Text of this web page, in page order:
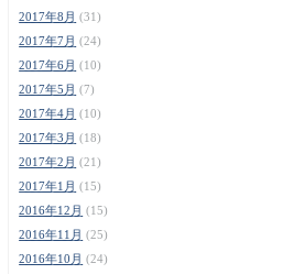
2017年8月 (31)
2017年7月 (24)
2017年6月 (10)
2017年5月 (7)
2017年4月 (10)
2017年3月 (18)
2017年2月 (21)
2017年1月 (15)
2016年12月 (15)
2016年11月 (25)
2016年10月 (24)